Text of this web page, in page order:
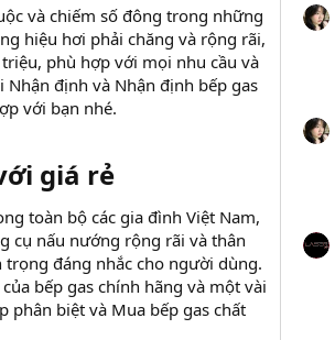
và chiếm số đông trong những
hiệu hơi phải chăng và rộng rãi,
phù hợp với mọi nhu cầu và
Nhận định và Nhận định bếp gas
với bạn nhé.
giá rẻ
toàn bộ các gia đình Việt Nam,
cụ nấu nướng rộng rãi và thân
đáng nhắc cho người dùng.
bếp gas chính hãng và một vài
phân biệt và Mua bếp gas chất